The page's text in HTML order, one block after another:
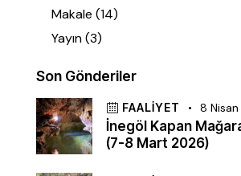
Makale (14)
Yayın(3)
Son Gönderiler
FAALIYET 8
İnegöl Kapan
(7-8 Mart 2026)